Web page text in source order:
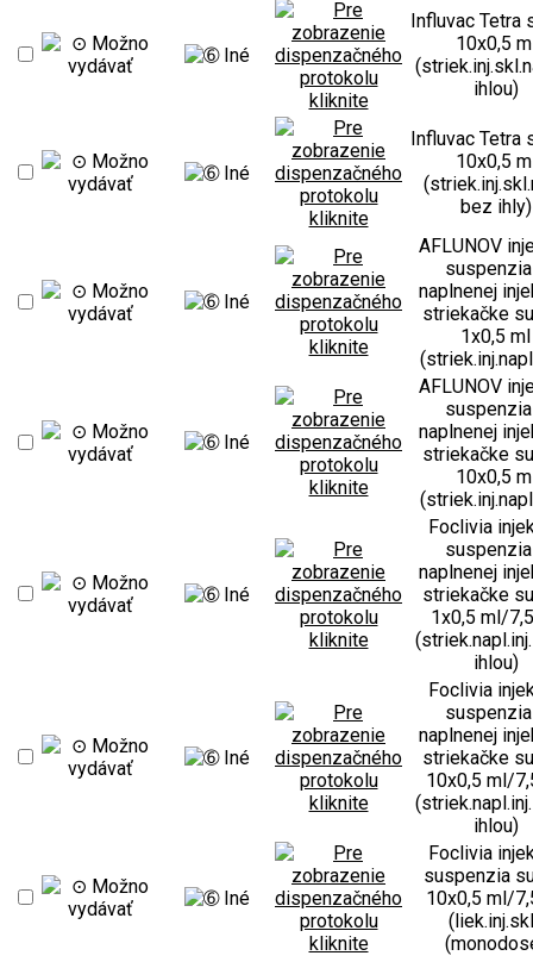
Influvac Tetra
10x0,5
ihlou)
Influvac Tetra
10x0,5
bez ihly)
AFLUNOV
naplnenej
striekačke
1x0,5 ml
AFLUNOV
naplnenej
striekačke
10x0,5
Foclivia
naplnenej
striekačke
1x0,5 ml/
ihlou)
Foclivia
naplnenej
striekačke
10x0,5 ml/
ihlou)
Foclivia
suspenzia
10x0,5 ml/